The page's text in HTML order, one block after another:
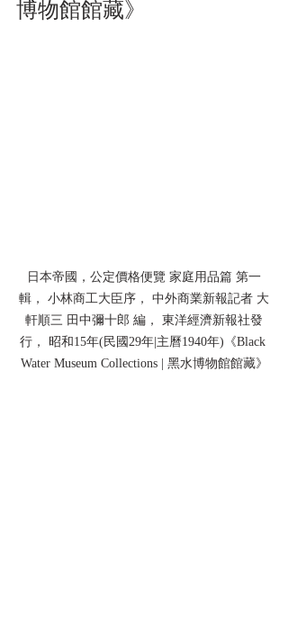
博物館館藏》
日本帝國，公定價格便覽 家庭用品篇 第一
輯， 小林商工大臣序， 中外商業新報記者 大
軒順三 田中彌十郎 編， 東洋經濟新報社發
行， 昭和15年(民國29年|主曆1940年)《Black
Water Museum Collections | 黑水博物館館藏》